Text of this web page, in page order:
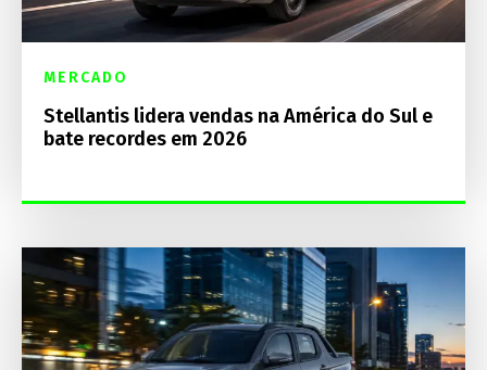
MERCADO
Stellantis lidera vendas na América do Sul e
bate recordes em 2026